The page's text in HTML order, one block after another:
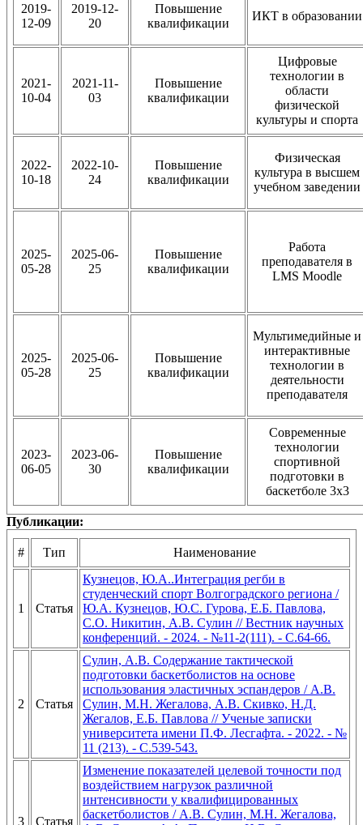
2019-
12-09
2019-12-
20
Повышение
квалификации
ИКТ в образовании
2021-
10-04
2021-11-
03
Повышение
квалификации
Цифровые
технологии в
области
физической
культуры и спорта
2022-
10-18
2022-10-
24
Повышение
квалификации
Физическая
культура в высшем
учебном заведении
2025-
05-28
2025-06-
25
Повышение
квалификации
Работа
преподавателя в
LMS Moodle
2025-
05-28
2025-06-
25
Повышение
квалификации
Мультимедийные и
интерактивные
технологии в
деятельности
преподавателя
2023-
06-05
2023-06-
30
Повышение
квалификации
Современные
технологии
спортивной
подготовки в
баскетболе 3х3
Публикации:
# Тип Наименование
1 Статья
Кузнецов, Ю.А..Интеграция регби в
студенческий спорт Волгоградского региона /
Ю.А. Кузнецов, Ю.С. Гурова, Е.Б. Павлова,
С.О. Никитин, А.В. Сулин // Вестник научных
конференций. - 2024. - №11-2(111). - С.64-66.
2 Статья
Сулин, А.В. Содержание тактической
подготовки баскетболистов на основе
использования эластичных эспандеров / А.В.
Сулин, М.Н. Жегалова, А.В. Скивко, Н.Д.
Жегалов, Е.Б. Павлова // Ученые записки
университета имени П.Ф. Лесгафта. - 2022. - №
11 (213). - С.539-543.
3 Статья
Изменение показателей целевой точности под
воздействием нагрузок различной
интенсивности у квалифицированных
баскетболистов / А.В. Сулин, М.Н. Жегалова,